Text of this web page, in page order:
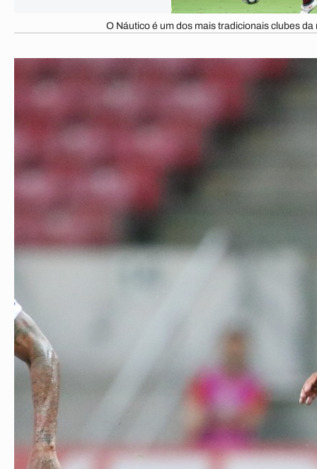
O Náutico é um dos mais tradicionais clubes